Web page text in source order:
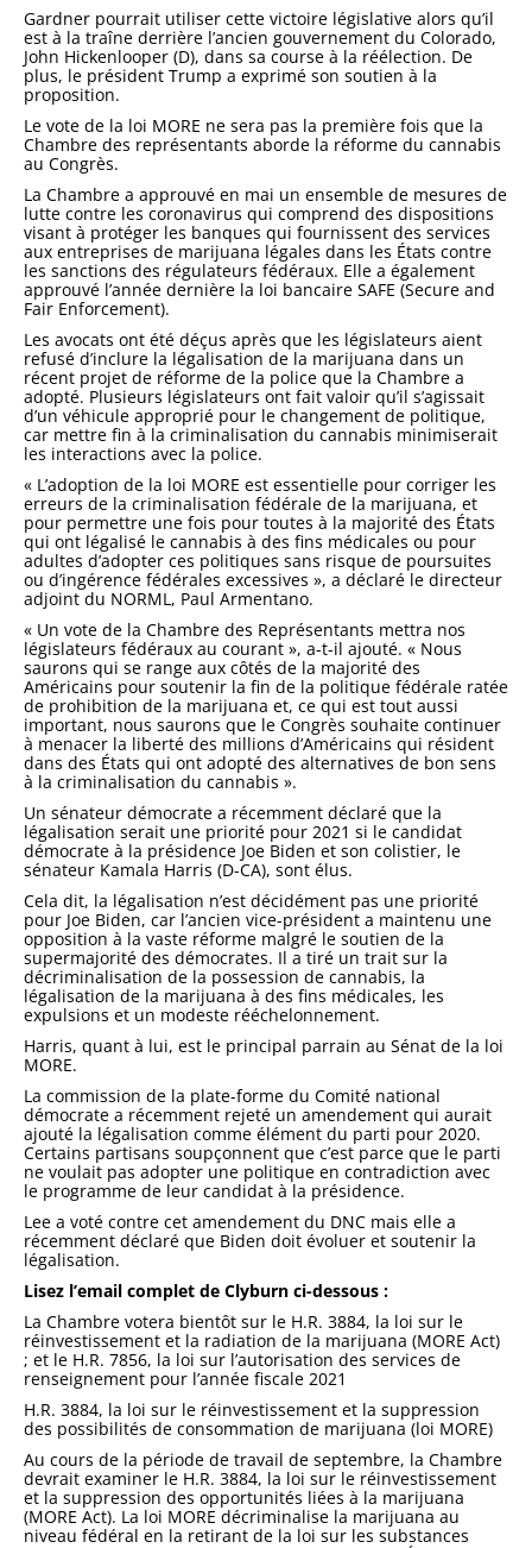
Gardner pourrait utiliser cette victoire législative alors qu’il
est à la traîne derrière l’ancien gouvernement du Colorado,
John Hickenlooper (D), dans sa course à la réélection. De
plus, le président Trump a exprimé son soutien à la
proposition.
Le vote de la loi MORE ne sera pas la première fois que la
Chambre des représentants aborde la réforme du cannabis
au Congrès.
La Chambre a approuvé en mai un ensemble de mesures de
lutte contre les coronavirus qui comprend des dispositions
visant à protéger les banques qui fournissent des services
aux entreprises de marijuana légales dans les États contre
les sanctions des régulateurs fédéraux. Elle a également
approuvé l’année dernière la loi bancaire SAFE (Secure and
Fair Enforcement).
Les avocats ont été déçus après que les législateurs aient
refusé d’inclure la légalisation de la marijuana dans un
récent projet de réforme de la police que la Chambre a
adopté. Plusieurs législateurs ont fait valoir qu’il s’agissait
d’un véhicule approprié pour le changement de politique,
car mettre fin à la criminalisation du cannabis minimiserait
les interactions avec la police.
« L’adoption de la loi MORE est essentielle pour corriger les
erreurs de la criminalisation fédérale de la marijuana, et
pour permettre une fois pour toutes à la majorité des États
qui ont légalisé le cannabis à des fins médicales ou pour
adultes d’adopter ces politiques sans risque de poursuites
ou d’ingérence fédérales excessives », a déclaré le directeur
adjoint du NORML, Paul Armentano.
« Un vote de la Chambre des Représentants mettra nos
législateurs fédéraux au courant », a-t-il ajouté. « Nous
saurons qui se range aux côtés de la majorité des
Américains pour soutenir la fin de la politique fédérale ratée
de prohibition de la marijuana et, ce qui est tout aussi
important, nous saurons que le Congrès souhaite continuer
à menacer la liberté des millions d’Américains qui résident
dans des États qui ont adopté des alternatives de bon sens
à la criminalisation du cannabis ».
Un sénateur démocrate a récemment déclaré que la
légalisation serait une priorité pour 2021 si le candidat
démocrate à la présidence Joe Biden et son colistier, le
sénateur Kamala Harris (D-CA), sont élus.
Cela dit, la légalisation n’est décidément pas une priorité
pour Joe Biden, car l’ancien vice-président a maintenu une
opposition à la vaste réforme malgré le soutien de la
supermajorité des démocrates. Il a tiré un trait sur la
décriminalisation de la possession de cannabis, la
légalisation de la marijuana à des fins médicales, les
expulsions et un modeste rééchelonnement.
Harris, quant à lui, est le principal parrain au Sénat de la loi
MORE.
La commission de la plate-forme du Comité national
démocrate a récemment rejeté un amendement qui aurait
ajouté la légalisation comme élément du parti pour 2020.
Certains partisans soupçonnent que c’est parce que le parti
ne voulait pas adopter une politique en contradiction avec
le programme de leur candidat à la présidence.
Lee a voté contre cet amendement du DNC mais elle a
récemment déclaré que Biden doit évoluer et soutenir la
légalisation.
Lisez l’email complet de Clyburn ci-dessous :
La Chambre votera bientôt sur le H.R. 3884, la loi sur le
réinvestissement et la radiation de la marijuana (MORE Act)
; et le H.R. 7856, la loi sur l’autorisation des services de
renseignement pour l’année fiscale 2021
H.R. 3884, la loi sur le réinvestissement et la suppression
des possibilités de consommation de marijuana (loi MORE)
Au cours de la période de travail de septembre, la Chambre
devrait examiner le H.R. 3884, la loi sur le réinvestissement
et la suppression des opportunités liées à la marijuana
(MORE Act). La loi MORE décriminalise la marijuana au
niveau fédéral en la retirant de la loi sur les substances